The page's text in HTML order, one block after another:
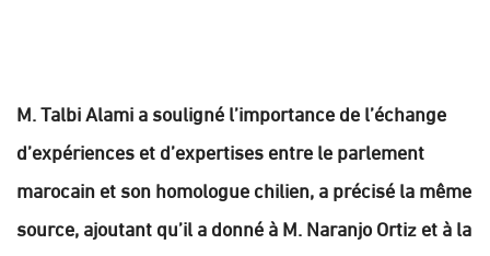
M. Talbi Alami a souligné l’importance de l’échange
d’expériences et d’expertises entre le parlement
marocain et son homologue chilien, a précisé la même
source, ajoutant qu’il a donné à M. Naranjo Ortiz et à la